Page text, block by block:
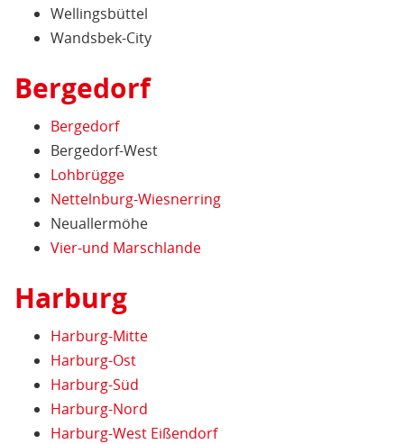
Wellingsbüttel
Wandsbek-City
Bergedorf
Bergedorf
Bergedorf-West
Lohbrügge
Nettelnburg-Wiesnerring
Neuallermöhe
Vier-und Marschlande
Harburg
Harburg-Mitte
Harburg-Ost
Harburg-Süd
Harburg-Nord
Harburg-West Eißendorf